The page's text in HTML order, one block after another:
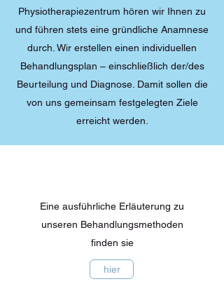
Physiotherapiezentrum hören wir Ihnen zu
und führen stets eine gründliche Anamnese
durch. Wir erstellen einen individuellen
Behandlungsplan – einschließlich der/des
Beurteilung und Diagnose. Damit sollen die
von uns gemeinsam festgelegten Ziele
erreicht werden.
Eine ausführliche Erläuterung zu
unseren Behandlungsmethoden
finden sie
hier